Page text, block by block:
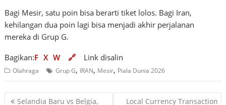
Bagi Mesir, satu poin bisa berarti tiket lolos. Bagi Iran,
kehilangan dua poin lagi bisa menjadi akhir perjalanan
mereka di Grup G.
Bagikan:F X W 🔗 Link disalin
Olahraga Grup G, IRAN, Mesir, Piala Dunia 2026
Navigasi
Selandia Baru vs Belgia, Local Currency Transaction